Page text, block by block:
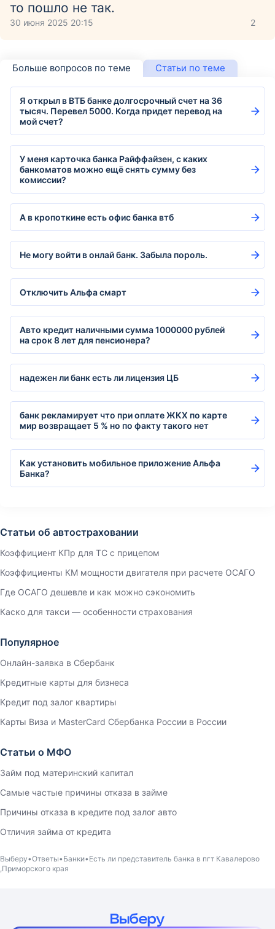
то пошло не так.
30 июня 2025 20:15 2
Больше вопросов по теме Статьи по теме
Я открыл в ВТБ банке долгосрочный счет на 36
тысяч. Перевел 5000. Когда придет перевод на
мой счет?
У меня карточка банка Райффайзен, с каких
банкоматов можно ещё снять сумму без
комиссии?
А в кропоткине есть офис банка втб
Не могу войти в онлай банк. Забыла пороль.
Отключить Альфа смарт
Авто кредит наличными сумма 1000000 рублей
на срок 8 лет для пенсионера?
надежен ли банк есть ли лицензия ЦБ
банк рекламирует что при оплате ЖКХ по карте
мир возвращает 5 % но по факту такого нет
Как установить мобильное приложение Альфа
Банка?
Статьи об автостраховании
Коэффициент КПр для ТС с прицепом
Коэффициенты КМ мощности двигателя при расчете ОСАГО
Где ОСАГО дешевле и как можно сэкономить
Каско для такси — особенности страхования
Популярное
Онлайн-заявка в Сбербанк
Кредитные карты для бизнеса
Кредит под залог квартиры
Карты Виза и MasterCard Сбербанка России в России
Статьи о МФО
Займ под материнский капитал
Самые частые причины отказа в займе
Причины отказа в кредите под залог авто
Отличия займа от кредита
Выберу Ответы Банки Есть ли представитель банка в пгт Кавалерово
,Приморского края